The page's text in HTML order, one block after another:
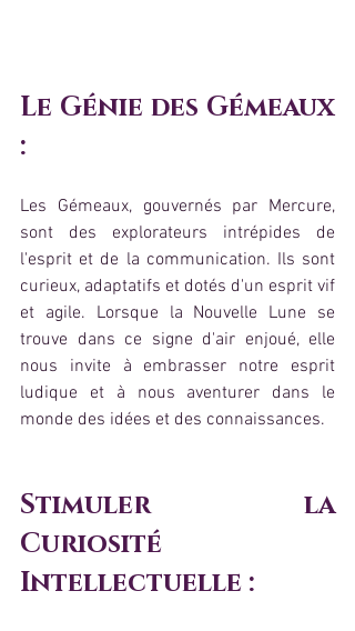
Le Génie des Gémeaux
:
Les Gémeaux, gouvernés par Mercure,
sont des explorateurs intrépides de
l'esprit et de la communication. Ils sont
curieux, adaptatifs et dotés d'un esprit vif
et agile. Lorsque la Nouvelle Lune se
trouve dans ce signe d'air enjoué, elle
nous invite à embrasser notre esprit
ludique et à nous aventurer dans le
monde des idées et des connaissances.
Stimuler la
Curiosité
Intellectuelle :